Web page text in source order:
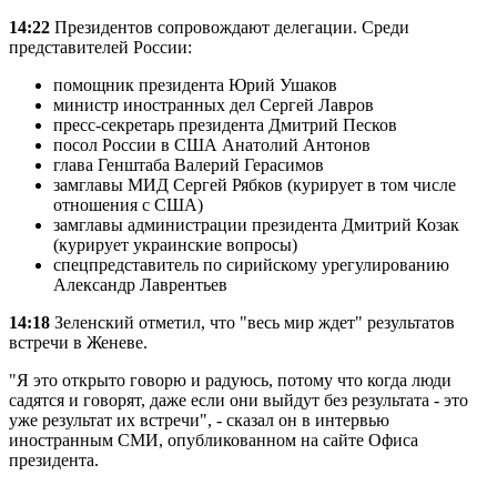
14:22 Президентов сопровождают делегации. Среди
представителей России:
помощник президента Юрий Ушаков
министр иностранных дел Сергей Лавров
пресс-секретарь президента Дмитрий Песков
посол России в США Анатолий Антонов
глава Генштаба Валерий Герасимов
замглавы МИД Сергей Рябков (курирует в том числе
отношения с США)
замглавы администрации президента Дмитрий Козак
(курирует украинские вопросы)
спецпредставитель по сирийскому урегулированию
Александр Лаврентьев
14:18 Зеленский отметил, что "весь мир ждет" результатов
встречи в Женеве.
"Я это открыто говорю и радуюсь, потому что когда люди
садятся и говорят, даже если они выйдут без результата - это
уже результат их встречи", - сказал он в интервью
иностранным СМИ, опубликованном на сайте Офиса
президента.